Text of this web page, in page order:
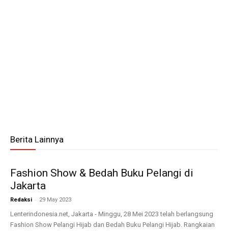
Berita Lainnya
Fashion Show & Bedah Buku Pelangi di
Jakarta
Redaksi - 29 May 2023
Lenterindonesia.net, Jakarta - Minggu, 28 Mei 2023 telah berlangsung
Fashion Show Pelangi Hijab dan Bedah Buku Pelangi Hijab. Rangkaian